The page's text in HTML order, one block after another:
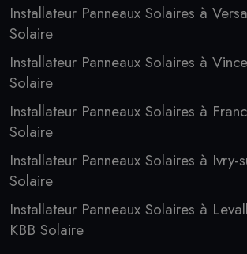
Installateur Panneaux Solaires à
Solaire
Installateur Panneaux Solaires à
Solaire
Installateur Panneaux Solaires à
Solaire
Installateur Panneaux Solaires à Ivry-
Solaire
Installateur Panneaux Solaires à
KBB Solaire